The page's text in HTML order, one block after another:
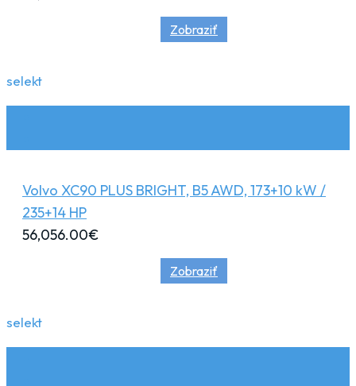
Zobraziť
selekt
Volvo XC90 PLUS BRIGHT, B5 AWD, 173+10 kW /
235+14 HP
56,056.00€
Zobraziť
selekt